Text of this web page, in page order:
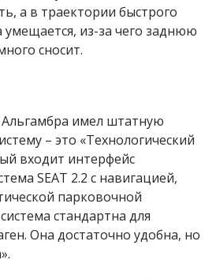
а в траектории быстрого
умещается, из-за чего заднюю
сносит.
имел штатную
– это «Технологический
входит интерфейс
SEAT 2.2 с навигацией,
парковочной
стандартна для
Она достаточно удобна, но